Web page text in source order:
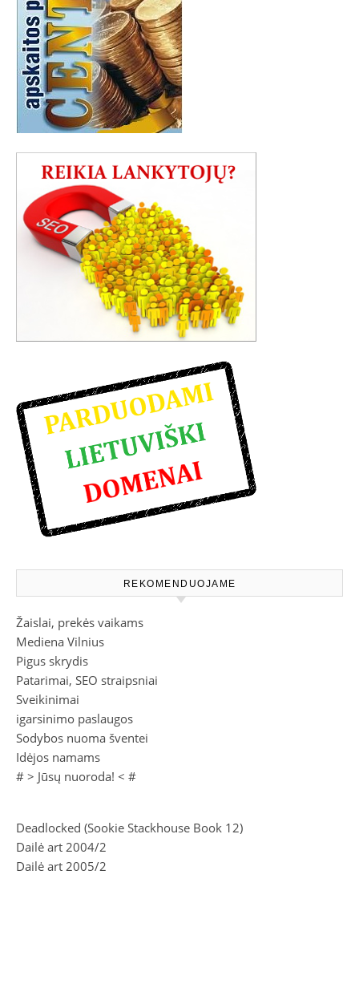
REKOMENDUOJAME
Žaislai, prekės vaikams
Mediena Vilnius
Pigus skrydis
Patarimai, SEO straipsniai
Sveikinimai
igarsinimo paslaugos
Sodybos nuoma šventei
Idėjos namams
# > Jūsų nuoroda! < #
Deadlocked (Sookie Stackhouse Book 12)
Dailė art 2004/2
Dailė art 2005/2